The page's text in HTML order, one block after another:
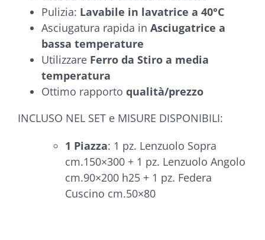
Pulizia: Lavabile in lavatrice a 40°C
Asciugatura rapida in Asciugatrice a
bassa temperature
Utilizzare Ferro da Stiro a media
temperatura
Ottimo rapporto qualità/prezzo
INCLUSO NEL SET e MISURE DISPONIBILI:
1 Piazza: 1 pz. Lenzuolo Sopra
cm.150×300 + 1 pz. Lenzuolo Angolo
cm.90×200 h25 + 1 pz. Federa
Cuscino cm.50×80